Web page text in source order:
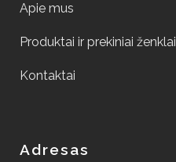
Apie mus
Produktai ir prekiniai ženklai
Kontaktai
Adresas